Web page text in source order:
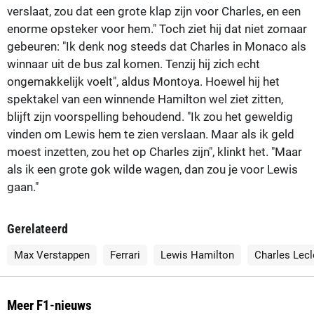
verslaat, zou dat een grote klap zijn voor Charles, en een
enorme opsteker voor hem." Toch ziet hij dat niet zomaar
gebeuren: "Ik denk nog steeds dat Charles in Monaco als
winnaar uit de bus zal komen. Tenzij hij zich echt
ongemakkelijk voelt", aldus Montoya. Hoewel hij het
spektakel van een winnende Hamilton wel ziet zitten,
blijft zijn voorspelling behoudend. "Ik zou het geweldig
vinden om Lewis hem te zien verslaan. Maar als ik geld
moest inzetten, zou het op Charles zijn", klinkt het. "Maar
als ik een grote gok wilde wagen, dan zou je voor Lewis
gaan."
Gerelateerd
Max Verstappen Ferrari Lewis Hamilton Charles
Meer F1-nieuws